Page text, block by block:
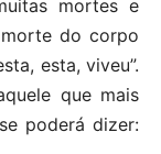
mortes e
do corpo
esta, viveu”.
que mais
poderá dizer: